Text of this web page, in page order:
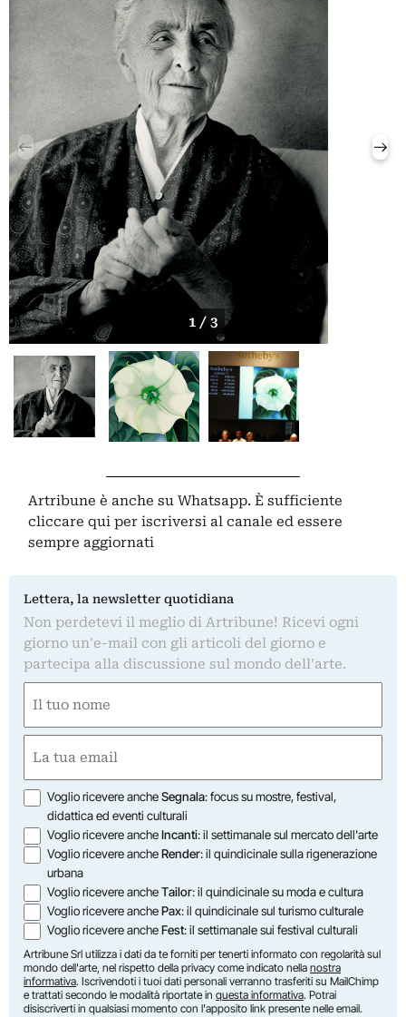
1 / 3
Artribune è anche su Whatsapp. È sufficiente
cliccare qui per iscriversi al canale ed essere
sempre aggiornati
Lettera, la newsletter quotidiana
Non perdetevi il meglio di Artribune! Ricevi ogni
giorno un'e-mail con gli articoli del giorno e
partecipa alla discussione sul mondo dell'arte.
(Required)
(Required)
Opzioni
Voglio ricevere ancheSegnala: focus su mostre, festival,
didattica ed eventi culturali
Voglio ricevere ancheIncanti: il settimanale sul mercato dell'arte
Voglio ricevere ancheRender: il quindicinale sulla rigenerazione
urbana
Voglio ricevere ancheTailor: il quindicinale su moda e cultura
Voglio ricevere anchePax: il quindicinale sul turismo culturale
Voglio ricevere ancheFest: il settimanale sui festival culturali
Artribune Srl utilizza i dati da te forniti per tenerti informato con regolarità sul
mondo dell'arte, nel rispetto della privacy come indicato nella nostra
informativa. Iscrivendoti i tuoi dati personali verranno trasferiti su MailChimp
e trattati secondo le modalità riportate in questa informativa. Potrai
disiscriverti in qualsiasi momento con l'apposito link presente nelle email.